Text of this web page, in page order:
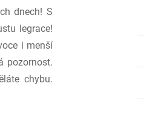
dnech! S
legrace!
i menší
pozornost.
chybu.